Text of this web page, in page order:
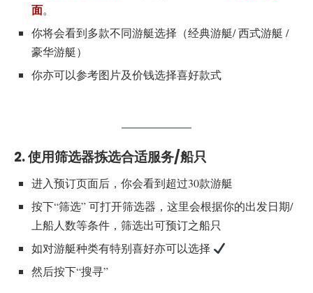
面。
你将会看到多款不同游艇选择（经典游艇/ 西式游艇 /
豪华游艇）
你亦可以参考图片及价钱选择喜好款式
2. 使用筛选器拣选合适服务/船只
进入预订页面后，你会看到超过30款游艇
按下“筛选” 可打开筛选器，这里会根据你的出发日期/
上船人数等条件，筛选出可预订之船只
如对游艇种类有特别喜好亦可以选择
然后按下“搜寻”